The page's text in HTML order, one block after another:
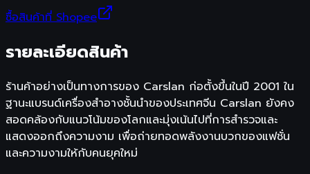
ซื้อสินค้าที่ Shopee
รายละเอียดสินค้า
ร้านค้าอย่างเป็นทางการของ Carslan ก่อตั้งขึ้นในปี 2001 ใน
ฐานะแบรนด์เครื่องสำอางชั้นนำของประเทศจีน Carslan ยังคง
สอดคล้องกับแนวโน้มของโลกและมุ่งเน้นไปที่การสำรวจและ
แสดงออกถึงความงาม เพื่อถ่ายทอดพลังงานบวกของแฟชั่น
และความงามให้กับคนยุคใหม่